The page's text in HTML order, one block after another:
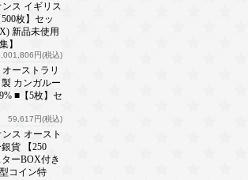
ンス イギリス
枚】セッ
新品未使用
】
円(税込)
オーストラリ
カンガルー
■【5枚】セ
59,617円(税込)
ンス オースト
貨 【250
ーBOX付き
コイン特